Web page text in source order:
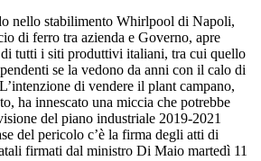
nello stabilimento Whirlpool di Napoli,
di ferro tra azienda e Governo, apre
tutti i siti produttivi italiani, tra cui quello
se la vedono da anni con il calo di
di vendere il plant campano,
ha innescato una miccia che potrebbe
del piano industriale 2019-2021
del pericolo c’è la firma degli atti di
firmati dal ministro Di Maio martedì 11